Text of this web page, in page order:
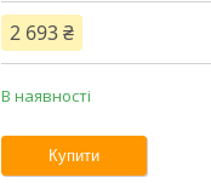
2 693 ₴
В наявності
Купити